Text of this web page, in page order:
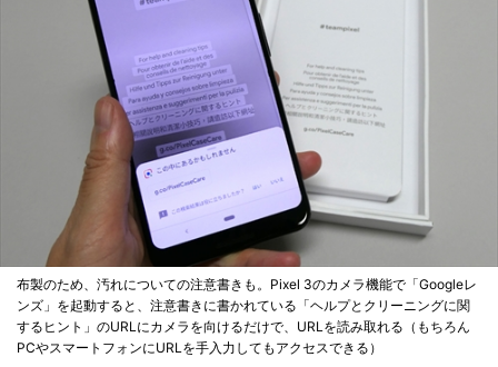
布製のため、汚れについての注意書きも。Pixel 3のカメラ機能で「Googleレ
ンズ」を起動すると、注意書きに書かれている「ヘルプとクリーニングに関
するヒント」のURLにカメラを向けるだけで、URLを読み取れる（もちろん
PCやスマートフォンにURLを手入力してもアクセスできる）